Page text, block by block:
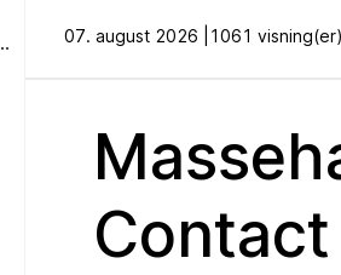
07. august 2026 | 1061 visning(er)